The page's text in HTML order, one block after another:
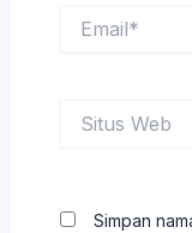
Web
Simpan